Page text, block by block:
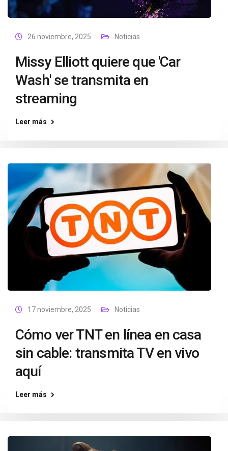
26 noviembre, 2025 Noticias
Missy Elliott quiere que 'Car
Wash' se transmita en
streaming
Leer más
17 noviembre, 2025 Noticias
Cómo ver TNT en línea en casa
sin cable: transmita TV en vivo
aquí
Leer más